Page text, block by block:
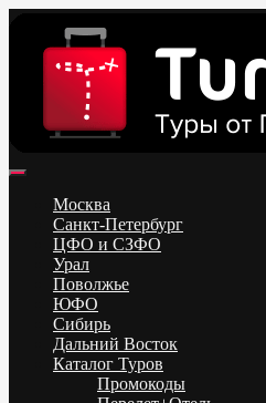
content
Низкие цены на путевки 3-7-10
море. Распродажа
Обновление каждый день.
Москва
Санкт-Петербург
ЦФО и СЗФО
Урал
Поволжье
ЮФО
Сибирь
Дальний Восток
Каталог Туров
Промокоды